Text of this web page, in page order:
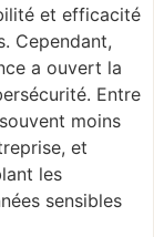
et efficacité
Cependant,
a ouvert la
Entre
moins
et
les
sensibles